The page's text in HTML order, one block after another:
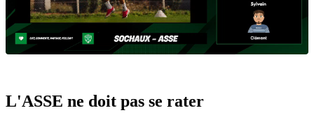
L'ASSE ne doit pas se rater